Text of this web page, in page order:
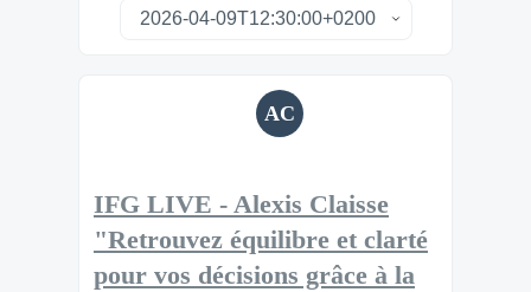
AC
IFG LIVE - Alexis Claisse
"Retrouvez équilibre et clarté
pour vos décisions grâce à la